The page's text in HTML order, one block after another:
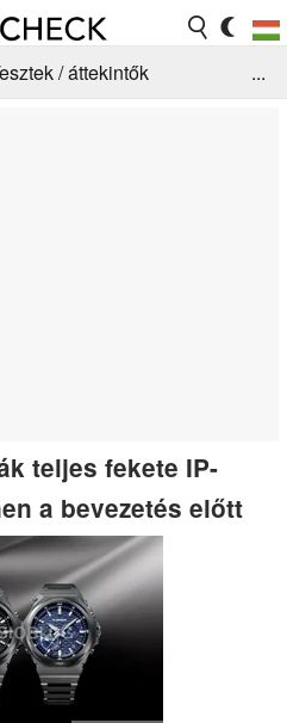
/ áttekintők
...
teljes fekete IP-
a bevezetés előtt